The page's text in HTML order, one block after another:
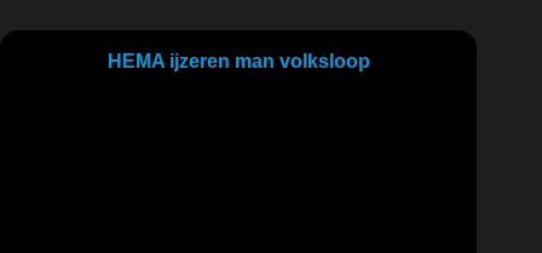
HEMA ijzeren man volksloop